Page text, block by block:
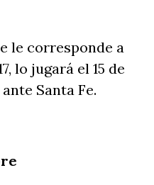
le corresponde a
lo jugará el 15 de
Santa Fe.